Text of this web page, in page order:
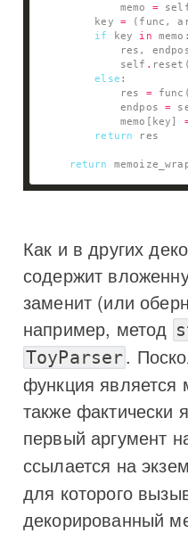
            memo
=
        key
=
if
key in
res,
            self
.
else
            res
=
            endpos
=
            memo[key]
return
return
Как и в других
содержит
заменит (или
например, метод
ToyParser.
функция является
также фактически
первый аргумент
ссылается на
для которого
декорированный